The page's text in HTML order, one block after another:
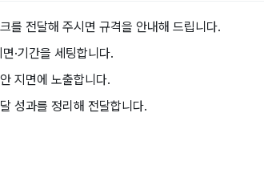
를 전달해 주시면 규격을 안내해 드립니다.
·기간을 세팅합니다.
지면에 노출합니다.
성과를 정리해 전달합니다.